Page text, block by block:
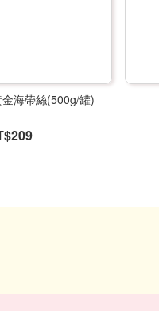
金海帶絲(500g/罐)